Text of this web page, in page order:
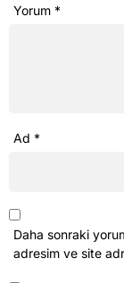
Yorum *
Ad *
Daha sonraki
adresim ve site